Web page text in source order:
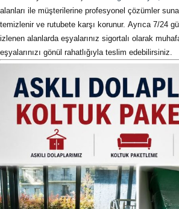
alanları ile müşterilerine profesyonel çözümler
temizlenir ve rutubete karşı korunur. Ayrıca 7/24
izlenen alanlarda eşyalarınız sigortalı olarak
eşyalarınızı gönül rahatlığıyla teslim edebilirsiniz.